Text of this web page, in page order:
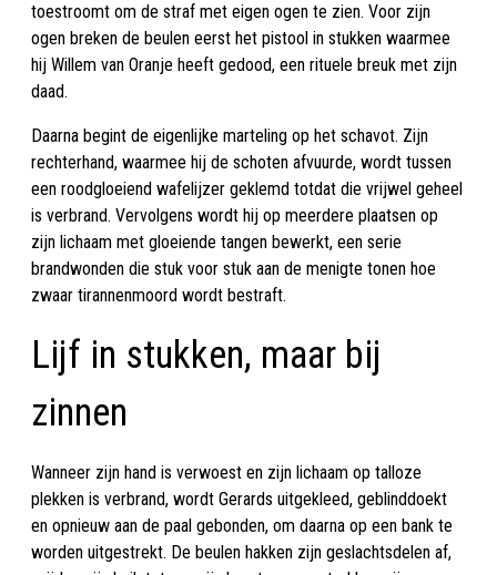
toestroomt om de straf met eigen ogen te zien. Voor zijn
ogen breken de beulen eerst het pistool in stukken waarmee
hij Willem van Oranje heeft gedood, een rituele breuk met zijn
daad.
Daarna begint de eigenlijke marteling op het schavot. Zijn
rechterhand, waarmee hij de schoten afvuurde, wordt tussen
een roodgloeiend wafelijzer geklemd totdat die vrijwel geheel
is verbrand. Vervolgens wordt hij op meerdere plaatsen op
zijn lichaam met gloeiende tangen bewerkt, een serie
brandwonden die stuk voor stuk aan de menigte tonen hoe
zwaar tirannenmoord wordt bestraft.
Lijf in stukken, maar bij
zinnen
Wanneer zijn hand is verwoest en zijn lichaam op talloze
plekken is verbrand, wordt Gerards uitgekleed, geblinddoekt
en opnieuw aan de paal gebonden, om daarna op een bank te
worden uitgestrekt. De beulen hakken zijn geslachtsdelen af,